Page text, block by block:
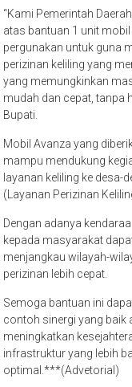
“Kami Pemerintah
atas bantuan 1 unit
pergunakan untuk guna
perizinan keliling yang
yang memungkinkan
mudah dan cepat, tanpa
Bupati.
Mobil Avanza yang
mampu mendukung
layanan keliling ke desa-
(Layanan Perizinan
Dengan adanya
kepada masyarakat
menjangkau wilayah-
perizinan lebih cepat.
Semoga bantuan ini
contoh sinergi yang baik
meningkatkan
infrastruktur yang lebih
optimal.***(Advetorial)